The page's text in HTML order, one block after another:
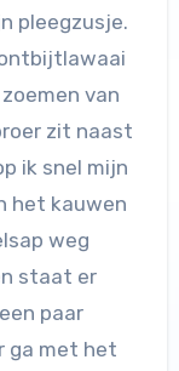
pleegzusje.
van
zit naast
ik snel mijn
het kauwen
weg
staat er
paar
ga met het